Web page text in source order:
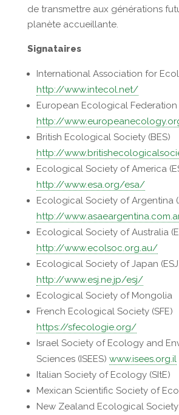
de transmettre aux générations
planète accueillante.
Signataires
International Association for
http://www.intecol.net/
European Ecological Federation
http://
British Ecological Society (BES)
http://
Ecological Society of America
http://www.esa.org/esa/
Ecological Society of Argentina
http://
Ecological Society of Australia
http://www.ecolsoc.org.au/
Ecological Society of Japan
http://www.esj.ne.jp/esj/
Ecological Society of Mongolia
French Ecological Society (SFE)
https://sfecologie.org/
Israel Society of Ecology and
Sciences (ISEES) www.isees.org.il
Italian Society of Ecology (SItE)
Mexican Scientific Society of
New Zealand Ecological Society